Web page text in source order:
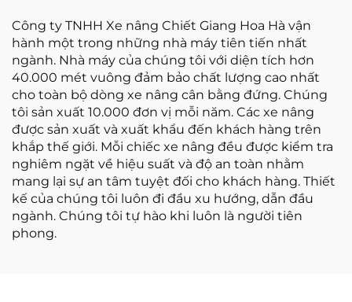
Công ty TNHH Xe nâng Chiết Giang Hoa Hà vận
hành một trong những nhà máy tiên tiến nhất
ngành. Nhà máy của chúng tôi với diện tích hơn
40.000 mét vuông đảm bảo chất lượng cao nhất
cho toàn bộ dòng xe nâng cân bằng đứng. Chúng
tôi sản xuất 10.000 đơn vị mỗi năm. Các xe nâng
được sản xuất và xuất khẩu đến khách hàng trên
khắp thế giới. Mỗi chiếc xe nâng đều được kiểm tra
nghiêm ngặt về hiệu suất và độ an toàn nhằm
mang lại sự an tâm tuyệt đối cho khách hàng. Thiết
kế của chúng tôi luôn đi đầu xu hướng, dẫn đầu
ngành. Chúng tôi tự hào khi luôn là người tiên
phong.